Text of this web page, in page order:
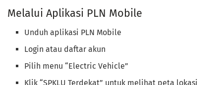
Melalui Aplikasi PLN Mobile
Unduh aplikasi PLN Mobile
Login atau daftar akun
Pilih menu “Electric Vehicle”
Klik “SPKLU Terdekat” untuk melihat peta lokasi